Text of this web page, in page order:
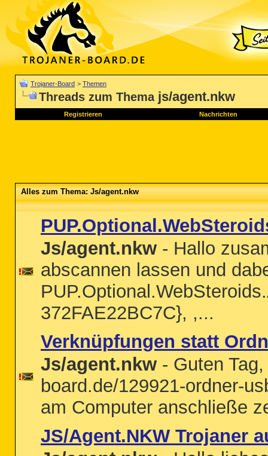
Trojaner-Board > Themen
Threads zum Thema js/agent.nkw
Registrieren Nachrichten
Alles zum Thema: Js/agent.nkw
Js/agent.nkw - Hallo
abscannen lassen und
372FAE22BC7C}, ,...
Verknüpfungen statt
Js/agent.nkw - Guten
board.de/129921-ordner-
am Computer anschließe
JS/Agent.NKW Trojaner